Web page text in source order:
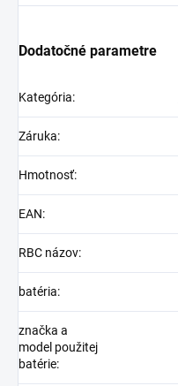
Dodatočné parametre
Kategória:
Záruka:
Hmotnosť:
EAN:
RBC názov:
batéria:
značka a
model použitej
batérie: